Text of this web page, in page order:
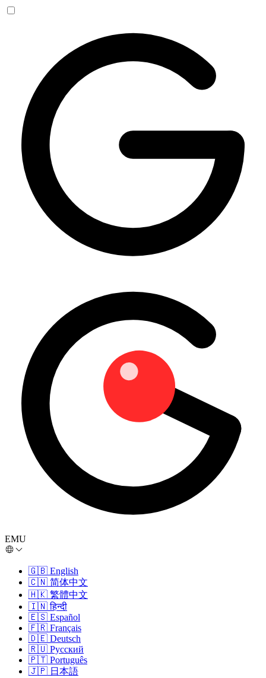
EMU
🇬🇧 English
🇨🇳 简体中文
🇭🇰 繁體中文
🇮🇳 हिन्दी
🇪🇸 Español
🇫🇷 Français
🇩🇪 Deutsch
🇷🇺 Русский
🇵🇹 Português
🇯🇵 日本語